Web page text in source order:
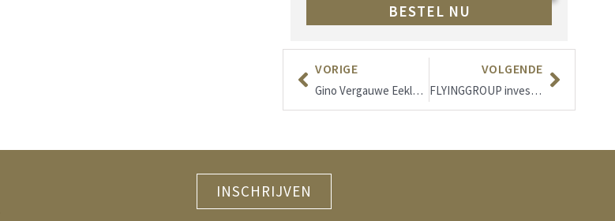
BESTEL NU
VORIGE
Gino Vergauwe Eeklo: Passie voor topfotografie
VOLGENDE
FLYINGGROUP investeert in nieuw hoofdkwartier.
INSCHRIJVEN